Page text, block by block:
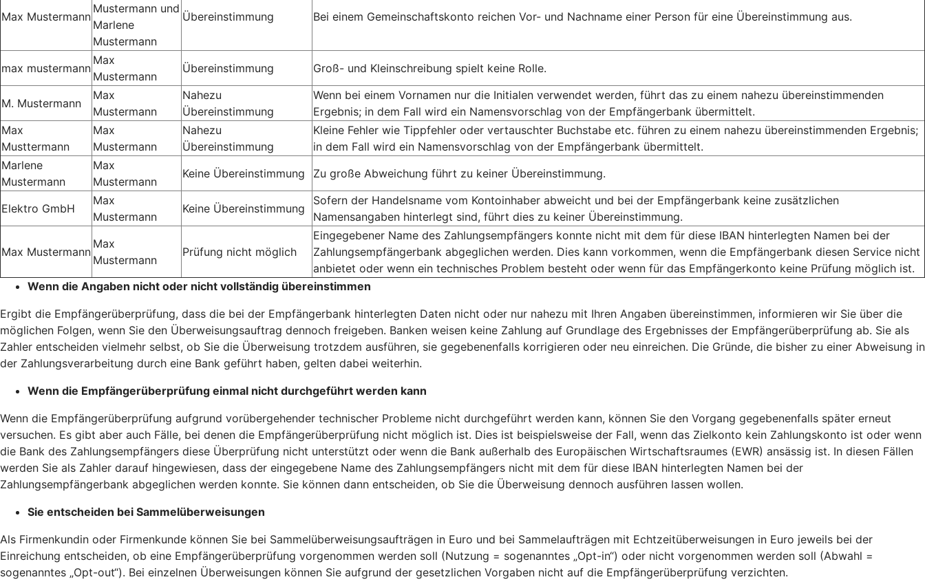
Max Mustermann
Mustermann und
Marlene
Mustermann
Übereinstimmung Bei einem Gemeinschaftskonto reichen Vor- und Nachname einer Person für eine Übereinstimmung aus.
max mustermann
Max
Mustermann
Übereinstimmung Groß- und Kleinschreibung spielt keine Rolle.
M. Mustermann
Max
Mustermann
Nahezu
Übereinstimmung
Wenn bei einem Vornamen nur die Initialen verwendet werden, führt das zu einem nahezu übereinstimmenden
Ergebnis; in dem Fall wird ein Namensvorschlag von der Empfängerbank übermittelt.
Max
Musttermann
Max
Mustermann
Nahezu
Übereinstimmung
Kleine Fehler wie Tippfehler oder vertauschter Buchstabe etc. führen zu einem nahezu übereinstimmenden Ergebnis;
in dem Fall wird ein Namensvorschlag von der Empfängerbank übermittelt.
Marlene
Mustermann
Max
Mustermann
Keine Übereinstimmung Zu große Abweichung führt zu keiner Übereinstimmung.
Elektro GmbH
Max
Mustermann
Keine Übereinstimmung
Sofern der Handelsname vom Kontoinhaber abweicht und bei der Empfängerbank keine zusätzlichen
Namensangaben hinterlegt sind, führt dies zu keiner Übereinstimmung.
Max Mustermann
Max
Mustermann
Prüfung nicht möglich
Eingegebener Name des Zahlungsempfängers konnte nicht mit dem für diese IBAN hinterlegten Namen bei der
Zahlungsempfängerbank abgeglichen werden. Dies kann vorkommen, wenn die Empfängerbank diesen Service nicht
anbietet oder wenn ein technisches Problem besteht oder wenn für das Empfängerkonto keine Prüfung möglich ist.
Wenn die Angaben nicht oder nicht vollständig übereinstimmen
Ergibt die Empfängerüberprüfung, dass die bei der Empfängerbank hinterlegten Daten nicht oder nur nahezu mit Ihren Angaben übereinstimmen, informieren wir Sie über die
möglichen Folgen, wenn Sie den Überweisungsauftrag dennoch freigeben. Banken weisen keine Zahlung auf Grundlage des Ergebnisses der Empfängerüberprüfung ab. Sie als
Zahler entscheiden vielmehr selbst, ob Sie die Überweisung trotzdem ausführen, sie gegebenenfalls korrigieren oder neu einreichen. Die Gründe, die bisher zu einer Abweisung in
der Zahlungsverarbeitung durch eine Bank geführt haben, gelten dabei weiterhin.
Wenn die Empfängerüberprüfung einmal nicht durchgeführt werden kann
Wenn die Empfängerüberprüfung aufgrund vorübergehender technischer Probleme nicht durchgeführt werden kann, können Sie den Vorgang gegebenenfalls später erneut
versuchen. Es gibt aber auch Fälle, bei denen die Empfängerüberprüfung nicht möglich ist. Dies ist beispielsweise der Fall, wenn das Zielkonto kein Zahlungskonto ist oder wenn
die Bank des Zahlungsempfängers diese Überprüfung nicht unterstützt oder wenn die Bank außerhalb des Europäischen Wirtschaftsraumes (EWR) ansässig ist. In diesen Fällen
werden Sie als Zahler darauf hingewiesen, dass der eingegebene Name des Zahlungsempfängers nicht mit dem für diese IBAN hinterlegten Namen bei der
Zahlungsempfängerbank abgeglichen werden konnte. Sie können dann entscheiden, ob Sie die Überweisung dennoch ausführen lassen wollen.
Sie entscheiden bei Sammelüberweisungen
Als Firmenkundin oder Firmenkunde können Sie bei Sammelüberweisungsaufträgen in Euro und bei Sammelaufträgen mit Echtzeitüberweisungen in Euro jeweils bei der
Einreichung entscheiden, ob eine Empfängerüberprüfung vorgenommen werden soll (Nutzung = sogenanntes „Opt-in“) oder nicht vorgenommen werden soll (Abwahl =
sogenanntes „Opt-out“). Bei einzelnen Überweisungen können Sie aufgrund der gesetzlichen Vorgaben nicht auf die Empfängerüberprüfung verzichten.